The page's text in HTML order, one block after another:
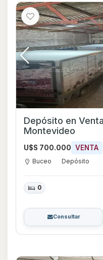
Depósito en Venta en Buceo,
Montevideo
U$S 700.000 VENTA
Buceo Depósito
0
Consultar